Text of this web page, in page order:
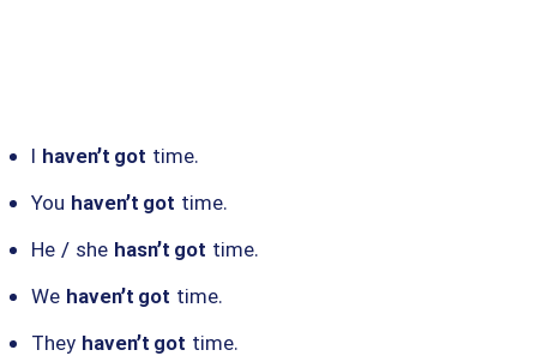
I haven’t got time.
You haven’t got time.
He / she hasn’t got time.
We haven’t got time.
They haven’t got time.